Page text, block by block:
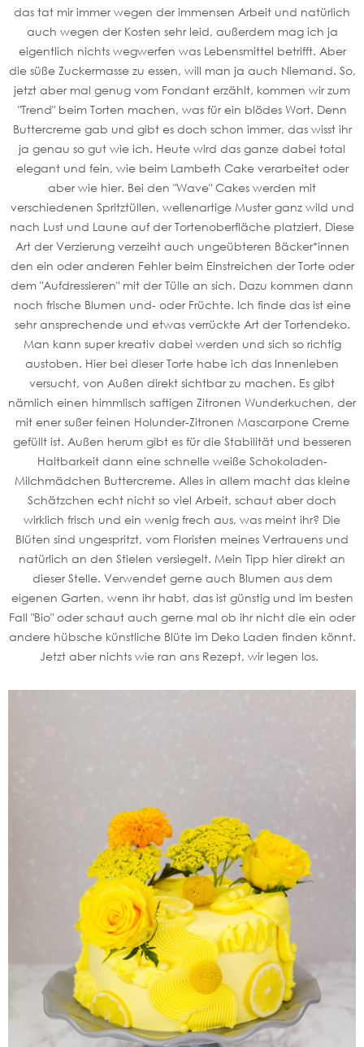
das tat mir immer wegen der immensen Arbeit und natürlich
auch wegen der Kosten sehr leid, außerdem mag ich ja
eigentlich nichts wegwerfen was Lebensmittel betrifft. Aber
die süße Zuckermasse zu essen, will man ja auch Niemand. So,
jetzt aber mal genug vom Fondant erzählt, kommen wir zum
"Trend" beim Torten machen, was für ein blödes Wort. Denn
Buttercreme gab und gibt es doch schon immer, das wisst ihr
ja genau so gut wie ich. Heute wird das ganze dabei total
elegant und fein, wie beim Lambeth Cake verarbeitet oder
aber wie hier. Bei den "Wave" Cakes werden mit
verschiedenen Spritztüllen, wellenartige Muster ganz wild und
nach Lust und Laune auf der Tortenoberfläche platziert, Diese
Art der Verzierung verzeiht auch ungeübteren Bäcker*innen
den ein oder anderen Fehler beim Einstreichen der Torte oder
dem "Aufdressieren" mit der Tülle an sich. Dazu kommen dann
noch frische Blumen und- oder Früchte. Ich finde das ist eine
sehr ansprechende und etwas verrückte Art der Tortendeko.
Man kann super kreativ dabei werden und sich so richtig
austoben. Hier bei dieser Torte habe ich das Innenleben
versucht, von Außen direkt sichtbar zu machen. Es gibt
nämlich einen himmlisch saftigen Zitronen Wunderkuchen, der
mit ener sußer feinen Holunder-Zitronen Mascarpone Creme
gefüllt ist. Außen herum gibt es für die Stabilität und besseren
Haltbarkeit dann eine schnelle weiße Schokoladen-
Milchmädchen Buttercreme. Alles in allem macht das kleine
Schätzchen echt nicht so viel Arbeit, schaut aber doch
wirklich frisch und ein wenig frech aus, was meint ihr? Die
Blüten sind ungespritzt, vom Floristen meines Vertrauens und
natürlich an den Stielen versiegelt. Mein Tipp hier direkt an
dieser Stelle. Verwendet gerne auch Blumen aus dem
eigenen Garten, wenn ihr habt, das ist günstig und im besten
Fall "Bio" oder schaut auch gerne mal ob ihr nicht die ein oder
andere hübsche künstliche Blüte im Deko Laden finden könnt.
Jetzt aber nichts wie ran ans Rezept, wir legen los.